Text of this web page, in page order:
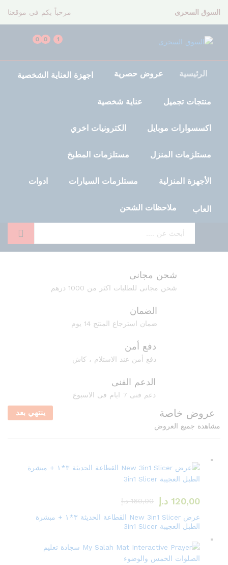
السوق السحرى مرحباً بكم فى موقعنا
1
0
0
الرئيسية عروض حصرية اجهزة العناية الشخصية
منتجات تجميل عناية شخصية
اكسسوارات موبايل الكترونيات اخري
مستلزمات المنزل مستلزمات المطبخ
الأجهزة المنزلية مستلزمات السيارات ادوات
العاب ملاحظات الشحن
شحن مجانى
شحن مجانى للطلبات اكثر من 1000 درهم
الضمان
ضمان استرجاع المنتج 14 يوم
دفع أمن
دفع أمن عند الاستلام ، كاش
الدعم الفنى
دعم فنى 7 ايام فى الاسبوع
عروض خاصة ينتهي بعد
مشاهدة جميع العروض
120,00 د.إ 160,00 د.إ
عرض New 3in1 Slicer القطاعة الحديثة ٣*١ + مبشرة
الطبل العجيبة 3in1 Slicer